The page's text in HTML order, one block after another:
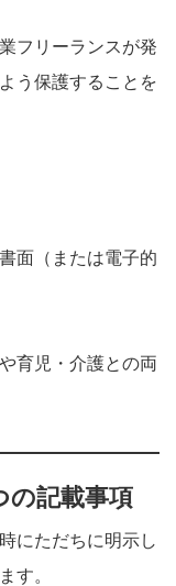
フリーランスが発
う保護することを
面（または電子的
育児・介護との両
の記載事項
にただちに明示し
す。